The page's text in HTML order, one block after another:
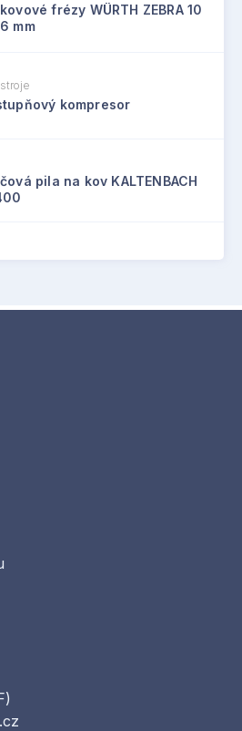
frézy WÜRTH ZEBRA 10
mm
kompresor
pila na kov KALTENBACH